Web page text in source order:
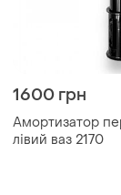
1600 грн
Амортизатор
лівий ваз 2170